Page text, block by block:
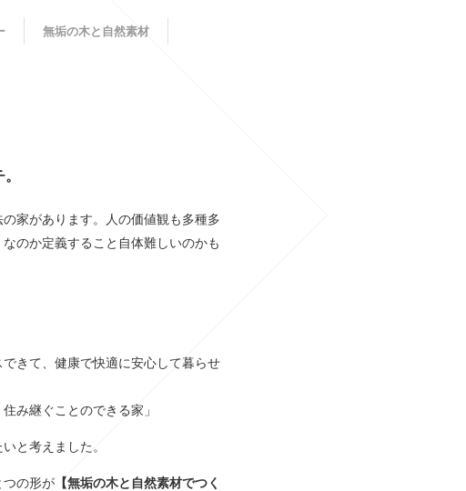
無垢の木と自然素材
家があります。人の価値観も多種多
のか定義すること自体難しいのかも
できて、健康で快適に安心して暮らせ
み継ぐことのできる家」
と考えました。
つの形が 【無垢の木と自然素材でつく